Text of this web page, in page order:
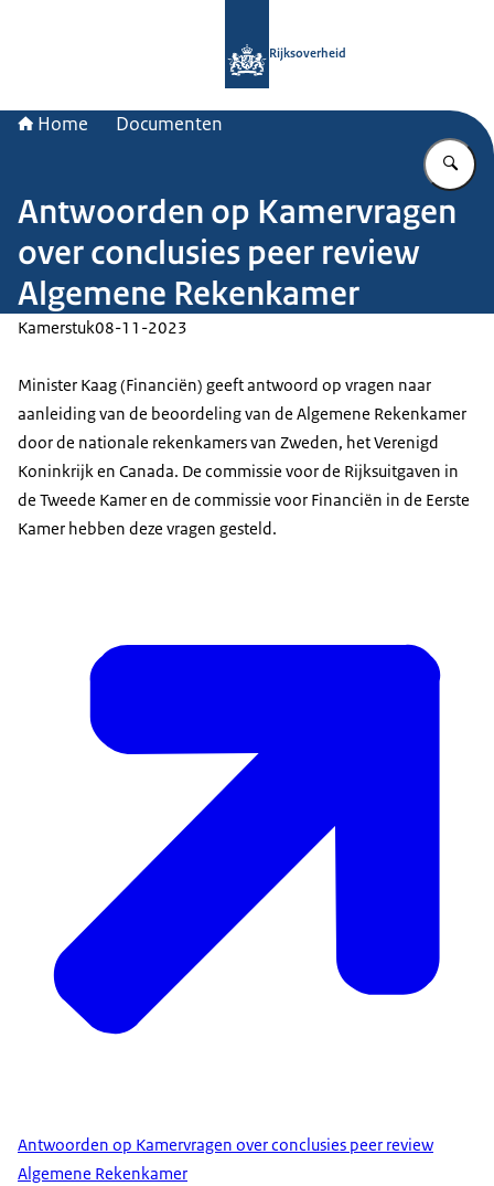
Rijksoverheid
Home Documenten
Antwoorden op Kamervragen
over conclusies peer review
Algemene Rekenkamer
Kamerstuk08-11-2023
Minister Kaag (Financiën) geeft antwoord op vragen naar
aanleiding van de beoordeling van de Algemene Rekenkamer
door de nationale rekenkamers van Zweden, het Verenigd
Koninkrijk en Canada. De commissie voor de Rijksuitgaven in
de Tweede Kamer en de commissie voor Financiën in de Eerste
Kamer hebben deze vragen gesteld.
Antwoorden op Kamervragen over conclusies peer review
Algemene Rekenkamer